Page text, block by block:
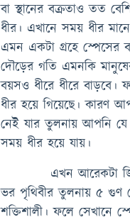
বা স্থানের বক্রতাও তত
ধীর। এখানে সময় ধীর
এমন একটা গ্রহে স্পেসের
দৌড়ের গতি এমনকি
বয়সও ধীরে ধীরে
ধীর হয়ে গিয়েছে। কারণ
নেই যার তুলনায় আপনি যে
সময় ধীর হয়ে যায়।
এখন আরেকটা
ভর পৃথিবীর তুলনায় ৫ গুণ
শক্তিশালী। ফলে সেখানে